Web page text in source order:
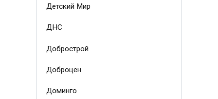
Детский Мир
ДНС
Добрострой
Доброцен
Доминго